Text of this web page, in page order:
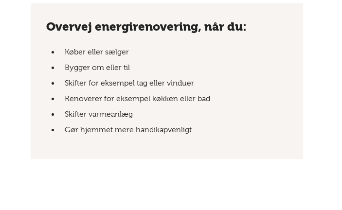
Overvej energirenovering, når du:
Køber eller sælger
Bygger om eller til
Skifter for eksempel tag eller vinduer
Renoverer for eksempel køkken eller bad
Skifter varmeanlæg
Gør hjemmet mere handikapvenligt.